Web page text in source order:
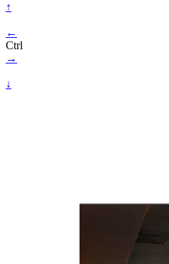
↑
←
Ctrl
→
↓